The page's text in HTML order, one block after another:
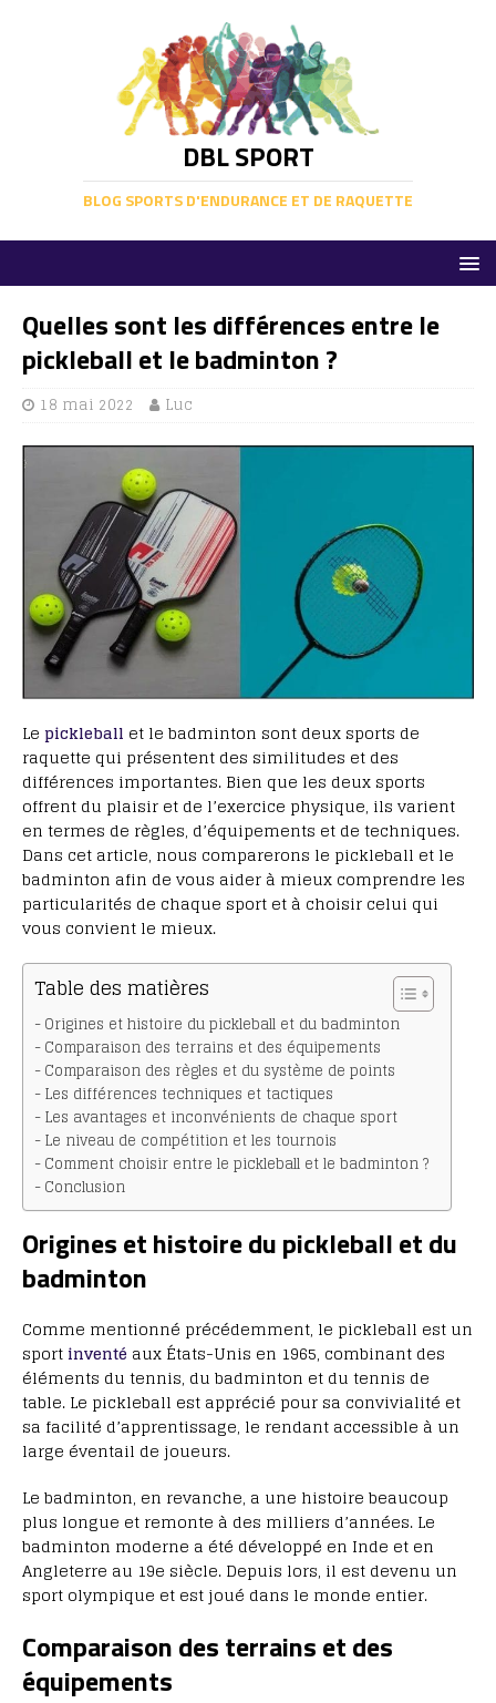
DBL SPORT
BLOG SPORTS D'ENDURANCE ET DE RAQUETTE
Quelles sont les différences entre le
pickleball et le badminton ?
18 mai 2022 Luc
Le pickleball et le badminton sont deux sports de
raquette qui présentent des similitudes et des
différences importantes. Bien que les deux sports
offrent du plaisir et de l’exercice physique, ils varient
en termes de règles, d’équipements et de techniques.
Dans cet article, nous comparerons le pickleball et le
badminton afin de vous aider à mieux comprendre les
particularités de chaque sport et à choisir celui qui
vous convient le mieux.
Table des matières
Origines et histoire du pickleball et du badminton
Comparaison des terrains et des équipements
Comparaison des règles et du système de points
Les différences techniques et tactiques
Les avantages et inconvénients de chaque sport
Le niveau de compétition et les tournois
Comment choisir entre le pickleball et le badminton ?
Conclusion
Origines et histoire du pickleball et du
badminton
Comme mentionné précédemment, le pickleball est un
sportinventé aux États-Unis en 1965, combinant des
éléments du tennis, du badminton et du tennis de
table. Le pickleball est apprécié pour sa convivialité et
sa facilité d’apprentissage, le rendant accessible à un
large éventail de joueurs.
Le badminton, en revanche, a une histoire beaucoup
plus longue et remonte à des milliers d’années. Le
badminton moderne a été développé en Inde et en
Angleterre au 19e siècle. Depuis lors, il est devenu un
sport olympique et est joué dans le monde entier.
Comparaison des terrains et des
équipements